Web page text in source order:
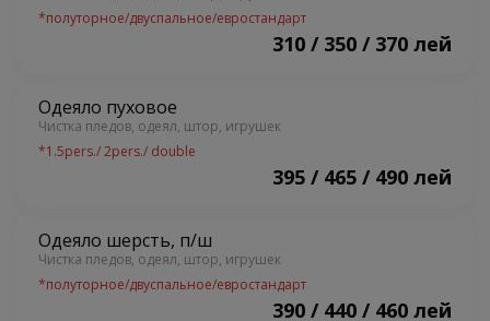
*полуторное/двуспальное/евростандарт
310 / 350 / 370 лей
Одеяло пуховое
Чистка пледов, одеял, штор, игрушек
*1.5pers./ 2pers./ double
395 / 465 / 490 лей
Одеяло шерсть, п/ш
Чистка пледов, одеял, штор, игрушек
*полуторное/двуспальное/евростандарт
390 / 440 / 460 лей